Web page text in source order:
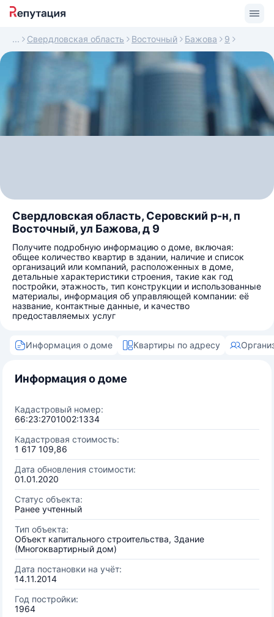
Свердловская область Восточный Бажова 9
Свердловская область, Серовский р-н, п
Восточный, ул Бажова, д 9
Получите подробную информацию о доме, включая:
общее количество квартир в здании, наличие и список
организаций или компаний, расположенных в доме,
детальные характеристики строения, такие как год
постройки, этажность, тип конструкции и использованные
материалы, информация об управляющей компании: её
название, контактные данные, и качество
предоставляемых услуг
Информация о доме Квартиры по адресу
Информация о доме
Кадастровый номер:
66:23:2701002:1334
Кадастровая стоимость:
1 617 109,86
Дата обновления стоимости:
01.01.2020
Статус объекта:
Ранее учтенный
Тип объекта:
Объект капитального строительства, Здание
(Многоквартирный дом)
Дата постановки на учёт:
14.11.2014
Год постройки:
1964